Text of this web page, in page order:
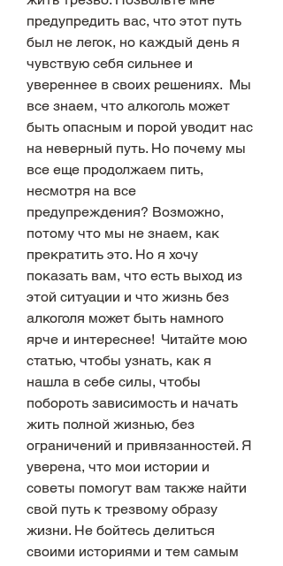
предупредить вас, что этот путь
был не легок, но каждый день я
чувствую себя сильнее и
увереннее в своих решениях.  Мы
все знаем, что алкоголь может
быть опасным и порой уводит нас
на неверный путь. Но почему мы
все еще продолжаем пить,
несмотря на все
предупреждения? Возможно,
потому что мы не знаем, как
прекратить это. Но я хочу
показать вам, что есть выход из
этой ситуации и что жизнь без
алкоголя может быть намного
ярче и интереснее!  Читайте мою
статью, чтобы узнать, как я
нашла в себе силы, чтобы
побороть зависимость и начать
жить полной жизнью, без
ограничений и привязанностей. Я
уверена, что мои истории и
советы помогут вам также найти
свой путь к трезвому образу
жизни. Не бойтесь делиться
своими историями и тем самым